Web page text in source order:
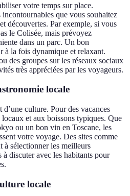
votre temps sur place.
que vous souhaitez
découvertes. Par exemple, si vous
le Colisée, mais prévoyez
dans un parc. Un bon
à la fois dynamique et relaxant.
des groupes sur les réseaux sociaux
très appréciées par les voyageurs.
locale
culture. Pour des vacances
et aux boissons typiques. Que
ou un bon vin en Toscane, les
votre voyage. Des sites comme
à sélectionner les meilleurs
à discuter avec les habitants pour
locale